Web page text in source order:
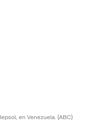
en Venezuela. (ABC)